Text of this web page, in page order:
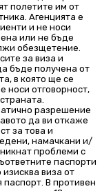
полетите им от
Агенцията е
и не носи
или не бъде
обезщетение.
за виза и
бъде получена от
в която ще се
носи отговорност,
разрешение
да ви откаже
за това и
намачкани и/
проблеми с
паспорти
виза от
паспорт. В противен